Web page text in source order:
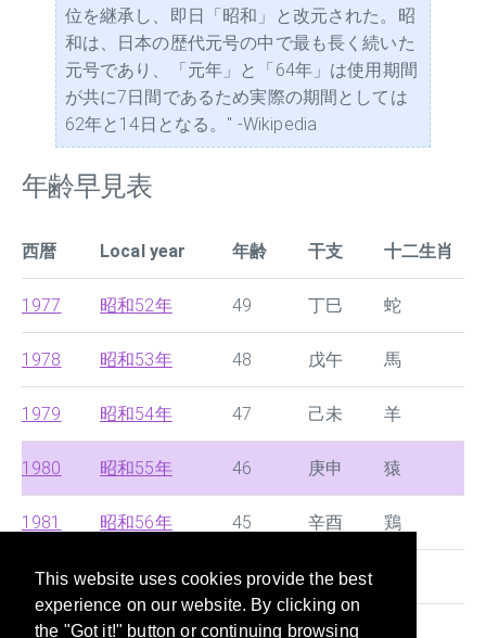
This website uses cookies provide the best
experience on our website. By clicking on
the "Got it!" button or continuing browsing
位を継承し、即日「昭和」と改元された。昭
和は、日本の歴代元号の中で最も長く続いた
元号であり、「元年」と「64年」は使用期間
が共に7日間であるため実際の期間としては
62年と14日となる。" -Wikipedia
年齢早見表
西暦 Local year 年齢 干支 十二生肖
1977 昭和52年 49 丁巳 蛇
1978 昭和53年 48 戊午 馬
1979 昭和54年 47 己未 羊
1980 昭和55年 46 庚申 猿
1981 昭和56年 45 辛酉 鶏
1982 昭和57年 44 壬戌
1983 昭和58年 43 癸亥